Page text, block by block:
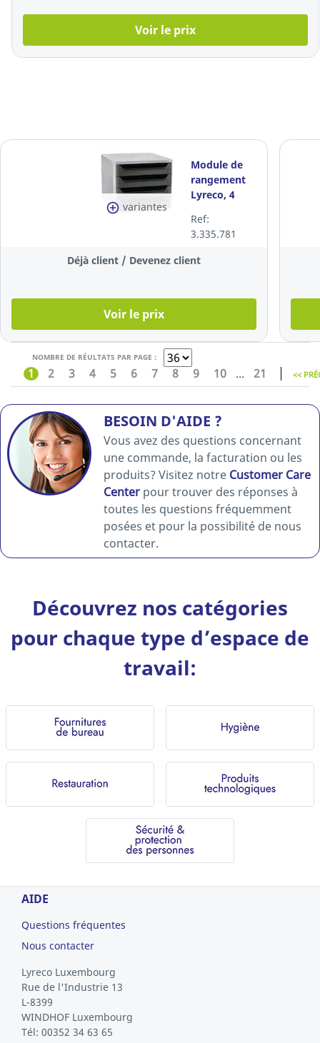
Voir le prix
variantes
Module de
rangement
Lyreco, 4
et noir
Ref:
3.335.781
Déjà client / Devenez client
Voir le prix
NOMBRE DE RÉULTATS PAR PAGE :
1 2 3 4 5 6 7 8 9 10 ... 21 <<
BESOIN D'AIDE ?
Vous avez des questions concernant
une commande, la facturation ou les
produits? Visitez notre Customer Care
Center pour trouver des réponses à
toutes les questions fréquemment
posées et pour la possibilité de nous
contacter.
Découvrez nos catégories
pour chaque type d’espace de
travail:
AIDE
Questions fréquentes
Nous contacter
Lyreco Luxembourg
Rue de l'Industrie 13
L-8399
WINDHOF Luxembourg
Tél: 00352 34 63 65